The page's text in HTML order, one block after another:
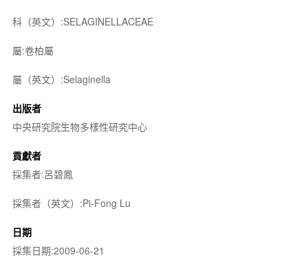
科（英文）:SELAGINELLACEAE
屬:卷柏屬
屬（英文）:Selaginella
出版者
中央研究院生物多樣性研究中心
貢獻者
採集者:呂碧鳳
採集者（英文）:Pi-Fong Lu
日期
採集日期:2009-06-21